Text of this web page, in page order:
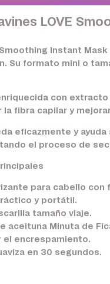
LOVE
Smoothing Instant
Su formato mini o
con
la fibra capilar y
eficazmente y
el proceso de
para cabello con
y portátil.
tamaño viaje.
aceituna Minuta de
el encrespamiento.
en 30 segundos.